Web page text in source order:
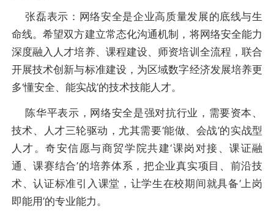
张磊表示：网络安全是企业高质量发展的底线与生
命线。希望双方建立常态化沟通机制，将网络安全能力
深度融入人才培养、课程建设、师资培训全流程，联合
开展技术创新与标准建设，为区域数字经济发展培养更
多‘懂安全、能实战’的技术技能人才。
陈华平表示，网络安全是强对抗行业，需要资本、
技术、人才三轮驱动，尤其需要‘能做、会战’的实战型
人才。奇安信愿与商贸学院共建‘课岗对接、课证融
通、课赛结合’的培养体系，把企业真实项目、前沿技
术、认证标准引入课堂，让学生在校期间就具备‘上岗
即能用’的专业能力。